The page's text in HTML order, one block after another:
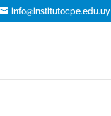
info@institutocpe.edu.uy